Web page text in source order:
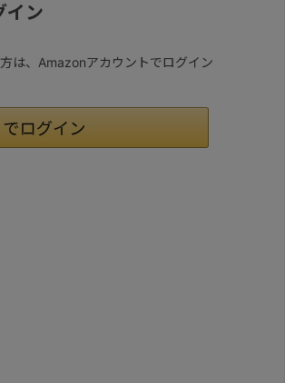
イン
は、Amazonアカウントでログイン